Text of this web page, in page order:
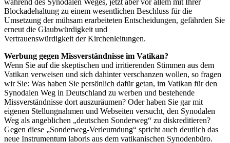
Blockadehaltung zu einem wesentlichen Beschluss für die
Umsetzung der mühsam erarbeiteten Entscheidungen, gefährden Sie
erneut die Glaubwürdigkeit und
Vertrauenswürdigkeit der Kirchenleitungen.
Werbung gegen Missverständnisse im Vatikan?
Wenn Sie auf die skeptischen und irritierenden Stimmen aus dem
Vatikan verweisen und sich dahinter verschanzen wollen, so fragen
wir Sie: Was haben Sie persönlich dafür getan, im Vatikan für den
Synodalen Weg in Deutschland zu werben und bestehende
Missverständnisse dort auszuräumen? Oder haben Sie gar mit
eigenen Stellungnahmen und Webseiten versucht, den Synodalen
Weg als angeblichen „deutschen Sonderweg“ zu diskreditieren?
Gegen diese „Sonderweg-Verleumdung“ spricht auch deutlich das
neue Instrumentum laboris aus dem vatikanischen Synodenbüro.